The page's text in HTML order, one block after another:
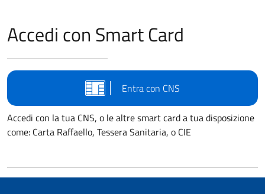
Accedi con Smart Card
Entra con CNS
Accedi con la tua CNS, o le altre smart card a tua disposizione
come: Carta Raffaello, Tessera Sanitaria, o CIE